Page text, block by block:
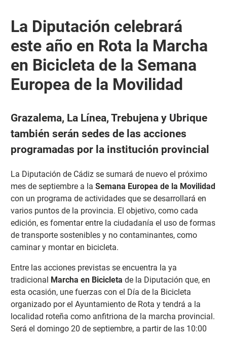
La Diputación celebrará
este año en Rota la Marcha
en Bicicleta de la Semana
Europea de la Movilidad
Grazalema, La Línea, Trebujena y Ubrique
también serán sedes de las acciones
programadas por la institución provincial
La Diputación de Cádiz se sumará de nuevo el próximo
mes de septiembre a la Semana Europea de la Movilidad
con un programa de actividades que se desarrollará en
varios puntos de la provincia. El objetivo, como cada
edición, es fomentar entre la ciudadanía el uso de formas
de transporte sostenibles y no contaminantes, como
caminar y montar en bicicleta.
Entre las acciones previstas se encuentra la ya
tradicional Marcha en Bicicleta de la Diputación que, en
esta ocasión, une fuerzas con el Día de la Bicicleta
organizado por el Ayuntamiento de Rota y tendrá a la
localidad roteña como anfitriona de la marcha provincial.
Será el domingo 20 de septiembre, a partir de las 10:00